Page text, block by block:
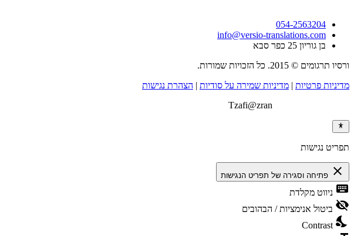
054-2563204
info@versio-translations.com
בן גוריון 25 כפר סבא
ורסיו תרגומים © 2015. כל הזכויות שמורות.
מדיניות פרטיות | מדיניות שמירה על סודיות | הצהרת נגישות
תפריט נגישות
close פתיחה וסגירה של תפריט הנגישות
keyboard ניווט מקלדת
visibility_off ביטול אנימציות / הבהובים
nights_stay
Contrast